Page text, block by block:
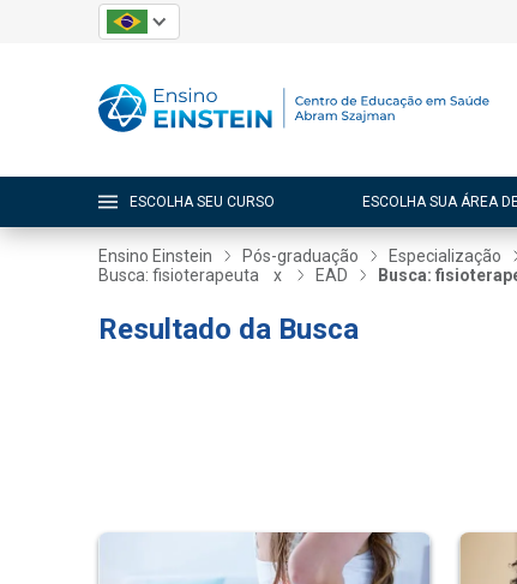
ESCOLHA SEU CURSO ESCOLHA SUA ÁREA
Ensino Einstein Pós-graduação Especialização
Busca: fisioterapeuta
x EAD Busca:
Resultado da Busca